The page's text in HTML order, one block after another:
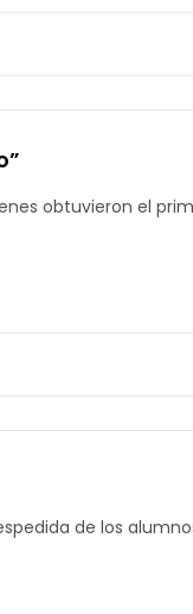
obtuvieron el
de los